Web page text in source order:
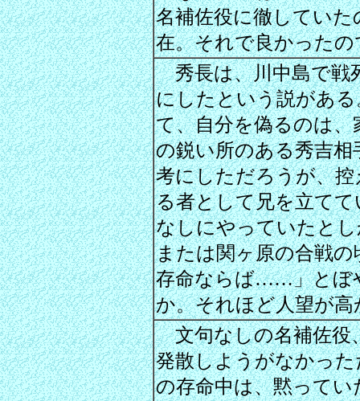
名補佐役に徹してい
在。それで良かった
秀長は、川中島で戦
にしたという説があ
て、自分を偽るのは
の鋭い所のある秀吉
考にしただろうが、
る者として兄を立て
なしにやっていたと
または関ヶ原の合戦
存命ならば……」とぼ
か。それほど人望が高
文句なしの名補佐役
発散しようがなかっ
の存命中は、黙って